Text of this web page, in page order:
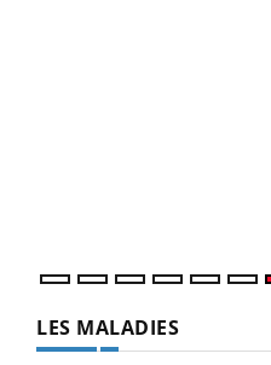
LES MALADIES